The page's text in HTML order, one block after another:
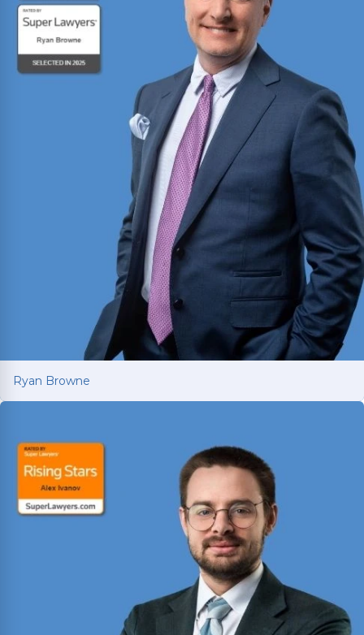
Ryan Browne
Ha obtenido cientos de millones de dólares en
acuerdos y veredictos para víctimas de
accidentes de auto y camión. Reconocido como
Texas Super Lawyer durante 14 años